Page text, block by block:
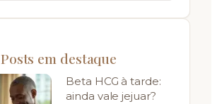
Posts em destaque
Beta HCG à tarde:
ainda vale jejuar?